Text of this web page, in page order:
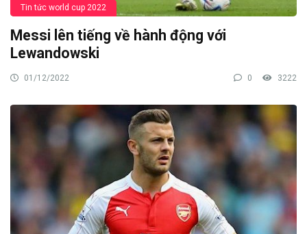
Tin tức world cup 2022
Messi lên tiếng về hành động với
Lewandowski
01/12/2022 0 3222